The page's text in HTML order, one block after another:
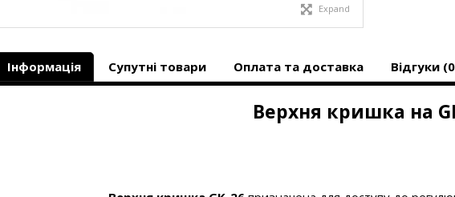
Expand
Інформація Супутні товари Оплата та доставка Відгуки
Верхня кришка на